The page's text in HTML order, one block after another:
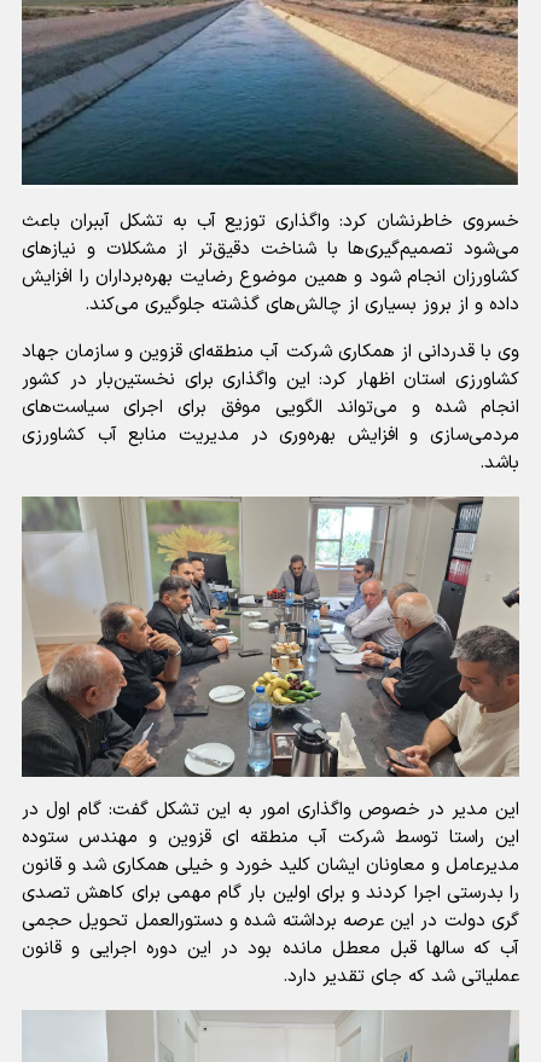
خسروی خاطرنشان کرد: واگذاری توزیع آب به تشکل آببران باعث
می‌شود تصمیم‌گیری‌ها با شناخت دقیق‌تر از مشکلات و نیازهای
کشاورزان انجام شود و همین موضوع رضایت بهره‌برداران را افزایش
داده و از بروز بسیاری از چالش‌های گذشته جلوگیری می‌کند.
وی با قدردانی از همکاری شرکت آب منطقه‌ای قزوین و سازمان جهاد
کشاورزی استان اظهار کرد: این واگذاری برای نخستین‌بار در کشور
انجام شده و می‌تواند الگویی موفق برای اجرای سیاست‌های
مردمی‌سازی و افزایش بهره‌وری در مدیریت منابع آب کشاورزی
باشد.
این مدیر در خصوص واگذاری امور به این تشکل گفت: گام اول در
این راستا توسط شرکت آب منطقه ای قزوین و مهندس ستوده
مدیرعامل و معاونان ایشان کلید خورد و خیلی همکاری شد و قانون
را بدرستی اجرا کردند و برای اولین بار گام مهمی برای کاهش تصدی
گری دولت در این عرصه برداشته شده و دستورالعمل تحویل حجمی
آب که سالها قبل معطل مانده بود در این دوره اجرایی و قانون
عملیاتی شد که جای تقدیر دارد.